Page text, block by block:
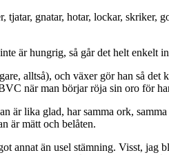
gnatar, hotar, lockar, skriker,
är hungrig, så går det helt enkelt
alltså), och växer gör han så det
när man börjar röja sin oro för
är lika glad, har samma ork,
är mätt och belåten.
annat än usel stämning. Visst, jag